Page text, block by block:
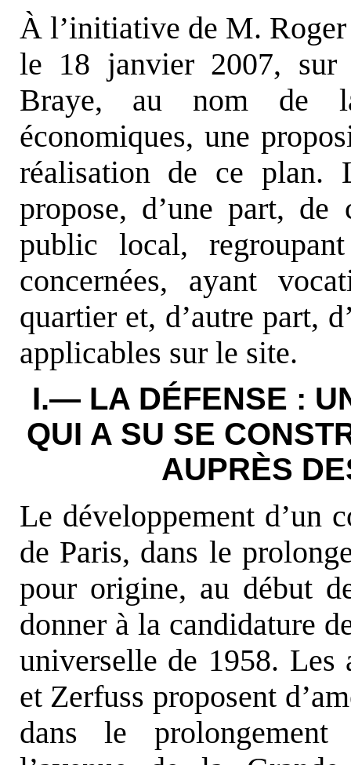
À l’initiative de M.
le 18 janvier 2007,
Braye, au nom de
économiques, une
réalisation de ce plan.
propose, d’une part, de
public local,
concernées, ayant
quartier et, d’autre part,
applicables sur le site.
I.— LA DÉFENSE :
QUI A SU SE
AUPRÈS
Le développement d’un
de Paris, dans le
pour origine, au début
donner à la candidature
universelle de 1958.
et Zerfuss proposent
dans le